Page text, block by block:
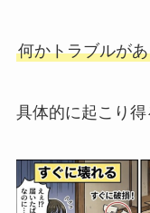
何かトラブルが
具体的に起こり得